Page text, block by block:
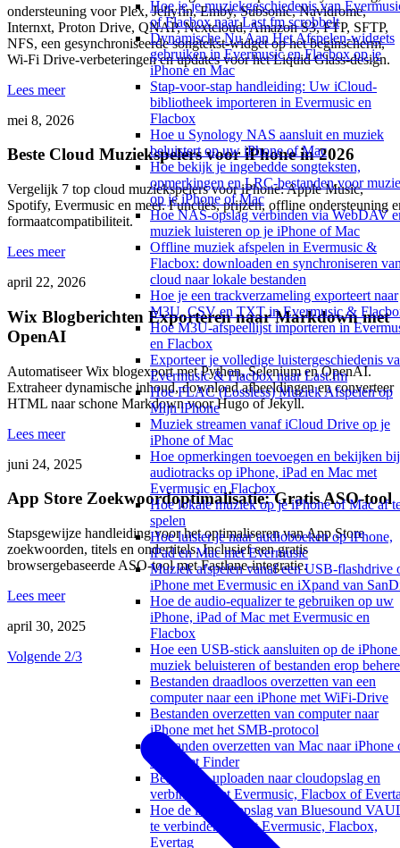
Hoe je je muziekgeschiedenis van
of Flacbox naar Last.fm scrobbelt
Dynamische Nu Aan Het Afspelen-widgets
gebruiken in Evermusic en Flacbox op je
iPhone en Mac
Stap-voor-stap handleiding: Uw iCloud-
bibliotheek importeren in Evermusic en
Flacbox
Hoe u Synology NAS aansluit en muziek
beluistert op uw iPhone of Mac
Hoe bekijk je ingebedde songteksten,
opmerkingen en LRC-bestanden voor
op je iPhone of Mac
Hoe NAS-opslag verbinden via WebDAV
muziek luisteren op je iPhone of Mac
Offline muziek afspelen in Evermusic &
Flacbox: downloaden en synchroniseren
cloud naar lokale bestanden
Hoe je een trackverzameling exporteert naar
M3U, CSV en TXT in Evermusic &
Hoe M3U-afspeellijst importeren in
en Flacbox
Exporteer je volledige luistergeschiedenis
Evermusic & Flacbox naar Last.fm
Hoe FLAC (Lossless) Muziek Afspelen op
Mijn iPhone
Muziek streamen vanaf iCloud Drive op je
iPhone of Mac
Hoe opmerkingen toevoegen en bekijken
audiotracks op iPhone, iPad en Mac met
Evermusic en Flacbox
Hoe lokale muziek op je iPhone of Mac af
spelen
Hoe luister je naar audioboeken op iPhone,
iPad en Mac met Evermusic
Muziek afspelen vanaf een USB-flashdrive
iPhone met Evermusic en iXpand van
Hoe de audio-equalizer te gebruiken op uw
iPhone, iPad of Mac met Evermusic en
Flacbox
Hoe een USB-stick aansluiten op de iPhone
muziek beluisteren of bestanden erop
Bestanden draadloos overzetten van een
computer naar een iPhone met WiFi-Drive
Bestanden overzetten van computer naar
iPhone met het SMB-protocol
Bestanden overzetten van Mac naar iPhone
iPad met Finder
Bestanden uploaden naar cloudopslag en
verbinden met Evermusic, Flacbox of
Hoe de interne opslag van Bluesound
te verbinden vanuit Evermusic, Flacbox,
Evertag
ondersteuning voor Plex, Jellyfin, Emby, Subsonic, Navidrome,
Internxt, Proton Drive, QNAP, Nextcloud, Amazon S3, FTP, SFTP,
NFS, een gesynchroniseerde songtekst-widget op het beginscherm,
Wi-Fi Drive-verbeteringen en updates voor het Liquid Glass-design.
Lees meer
mei 8, 2026
Beste Cloud Muziekspelers voor iPhone in 2026
Vergelijk 7 top cloud muziekspelers voor iPhone: Apple Music,
Spotify, Evermusic en meer. Functies, prijzen, offline ondersteuning
formaatcompatibiliteit.
Lees meer
april 22, 2026
Wix Blogberichten Exporteren naar Markdown met
OpenAI
Automatiseer Wix blogexport met Python, Selenium en OpenAI.
Extraheer dynamische inhoud, download afbeeldingen en converteer
HTML naar schone Markdown voor Hugo of Jekyll.
Lees meer
juni 24, 2025
App Store Zoekwoordoptimalisatie: Gratis ASO-tool
Stapsgewijze handleiding voor het optimaliseren van App Store
zoekwoorden, titels en ondertitels. Inclusief een gratis
browsergebaseerde ASO-tool met Fastlane-integratie.
Lees meer
april 30, 2025
Volgende 2/3